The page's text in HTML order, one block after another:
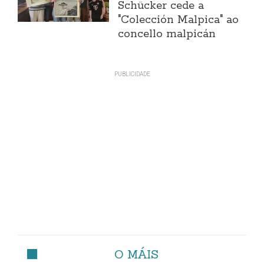
Schücker cede a
"Colección Malpica" ao
concello malpicán
O MÁIS